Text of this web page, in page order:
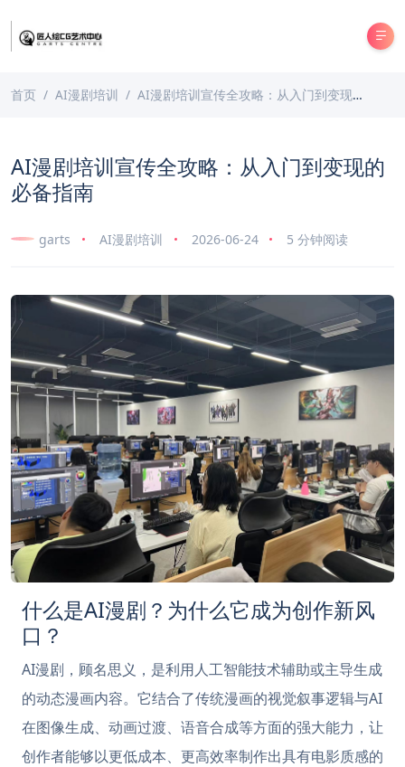
首页 AI漫剧培训 AI漫剧培训宣传全攻略：从入门到变现的必备指南
AI漫剧培训宣传全攻略：从入门到变现的
必备指南
garts AI漫剧培训 2026-06-24 5 分钟阅读
什么是AI漫剧？为什么它成为创作新风
口？
AI漫剧，顾名思义，是利用人工智能技术辅助或主导生成
的动态漫画内容。它结合了传统漫画的视觉叙事逻辑与AI
在图像生成、动画过渡、语音合成等方面的强大能力，让
创作者能够以更低成本、更高效率制作出具有电影质感的